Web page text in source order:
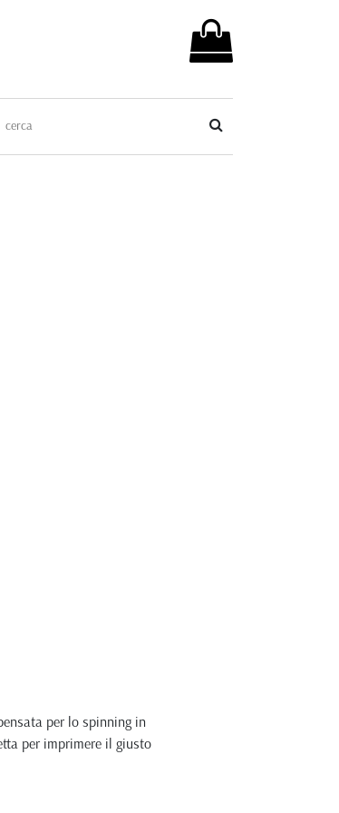
per lo spinning in
per imprimere il giusto